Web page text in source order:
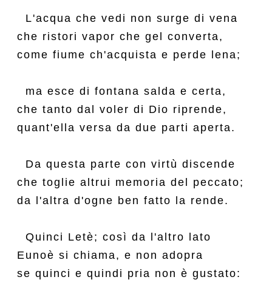
  L'acqua che vedi non surge di vena
che ristori vapor che gel converta,
come fiume ch'acquista e perde lena;
  ma esce di fontana salda e certa,
che tanto dal voler di Dio riprende,
quant'ella versa da due parti aperta.
  Da questa parte con virtù discende
che toglie altrui memoria del peccato;
da l'altra d'ogne ben fatto la rende.
  Quinci Letè; così da l'altro lato
Eunoè si chiama, e non adopra
se quinci e quindi pria non è gustato: